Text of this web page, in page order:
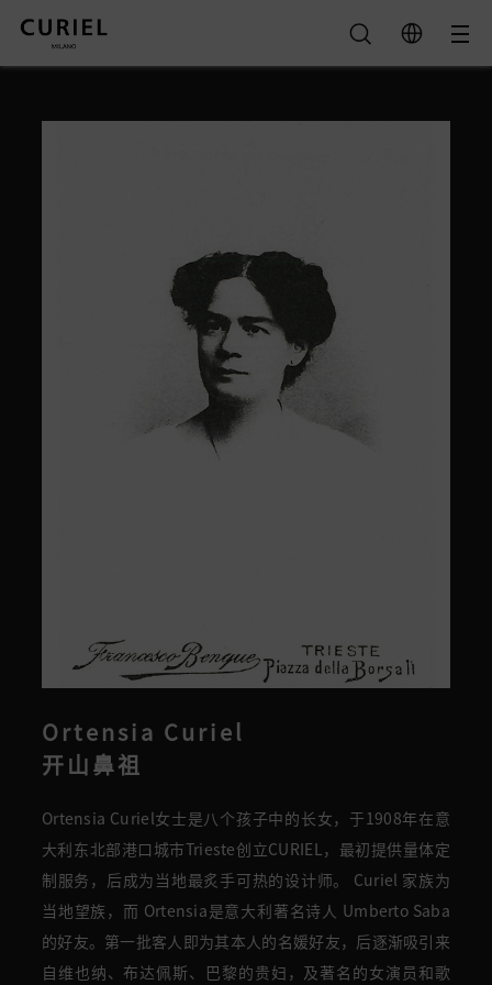
Ortensia Curiel
开山鼻祖
Ortensia Curiel女士是八个孩子中的长女，于1908年 在 意
大利东北部港口城市Trieste创立CURIEL，最初提供量体定
制服务，后成为 当地 最炙手可热的设计师。 Curiel 家族为
当地望族，而 Ortensia是意大利著名诗人 Umberto Saba
的好友。第一批客人即为其本人的名媛好友，后逐渐吸引来
自维也纳、布达佩斯、巴黎的贵妇，及著名的女演员和歌